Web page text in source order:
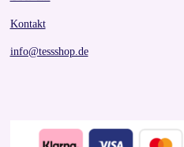
Kontakt
info@tessshop.de